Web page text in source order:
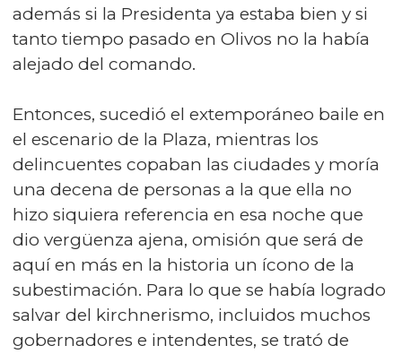
además si la Presidenta ya estaba bien y si
tanto tiempo pasado en Olivos no la había
alejado del comando.
Entonces, sucedió el extemporáneo baile en
el escenario de la Plaza, mientras los
delincuentes copaban las ciudades y moría
una decena de personas a la que ella no
hizo siquiera referencia en esa noche que
dio vergüenza ajena, omisión que será de
aquí en más en la historia un ícono de la
subestimación. Para lo que se había logrado
salvar del kirchnerismo, incluidos muchos
gobernadores e intendentes, se trató de